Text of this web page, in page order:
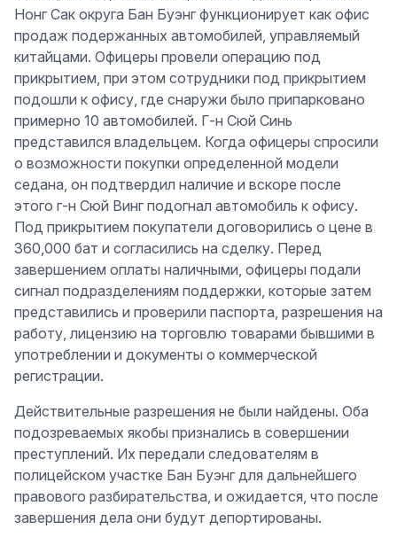
Нонг Сак округа Бан Буэнг функционирует как офис
продаж подержанных автомобилей, управляемый
китайцами. Офицеры провели операцию под
прикрытием, при этом сотрудники под прикрытием
подошли к офису, где снаружи было припарковано
примерно 10 автомобилей. Г-н Сюй Синь
представился владельцем. Когда офицеры спросили
о возможности покупки определенной модели
седана, он подтвердил наличие и вскоре после
этого г-н Сюй Винг подогнал автомобиль к офису.
Под прикрытием покупатели договорились о цене в
360,000 бат и согласились на сделку. Перед
завершением оплаты наличными, офицеры подали
сигнал подразделениям поддержки, которые затем
представились и проверили паспорта, разрешения на
работу, лицензию на торговлю товарами бывшими в
употреблении и документы о коммерческой
регистрации.
Действительные разрешения не были найдены. Оба
подозреваемых якобы признались в совершении
преступлений. Их передали следователям в
полицейском участке Бан Буэнг для дальнейшего
правового разбирательства, и ожидается, что после
завершения дела они будут депортированы.